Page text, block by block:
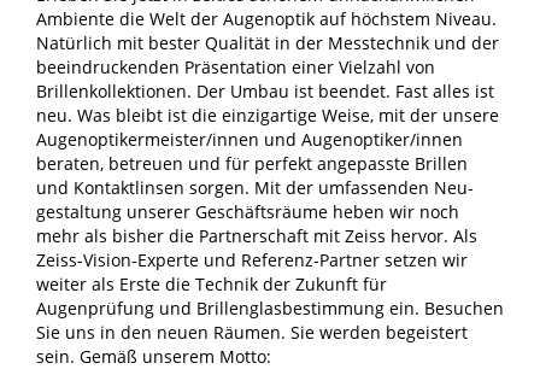
Ambiente die Welt der Augenoptik auf höchstem Niveau.
Natürlich mit bester­ Qualität in der ­Messtechnik und der
beeindruckenden Präsentation einer Vielzahl von
Brillenkollek­tio­nen. Der Umbau ist ­beendet. Fast alles ist
neu. Was bleibt ist die einzigartige Weise, mit der unsere
Augen­optikermeister/innen und Augenoptiker/innen
beraten, betreuen und für perfekt angepasste Brillen
und Kontaktlinsen sorgen. Mit der umfassenden Neu­
gestaltung unserer Geschäftsräume heben wir noch
mehr als bisher die Partnerschaft mit Zeiss hervor. Als
Zeiss-­Vision-Experte und Referenz-Partner setzen wir
weiter als Erste die Technik der Zukunft für
Augenprüfung und Brillen­glas­bestimmung ein. Besuchen
Sie uns in den neuen Räumen. Sie werden begeistert
sein. Gemäß unserem Motto: